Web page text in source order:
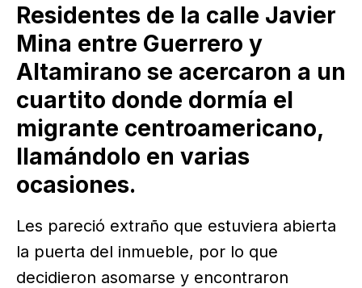
Residentes de la calle Javier
Mina entre Guerrero y
Altamirano se acercaron a un
cuartito donde dormía el
migrante centroamericano,
llamándolo en varias
ocasiones.
Les pareció extraño que estuviera abierta
la puerta del inmueble, por lo que
decidieron asomarse y encontraron